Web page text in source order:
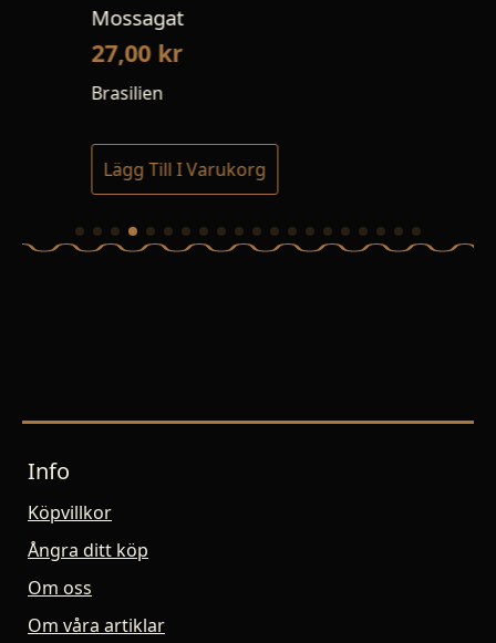
Mossagat
27,00kr
Brasilien
Lägg Till I Varukorg
Info
Köpvillkor
Ångra ditt köp
Om oss
Om våra artiklar